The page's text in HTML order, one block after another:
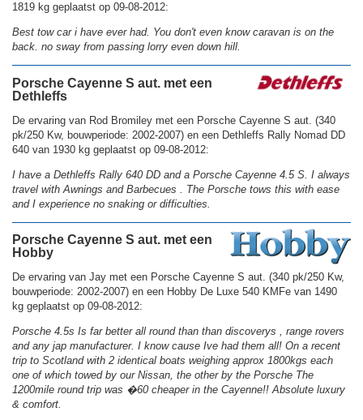
1819 kg geplaatst op 09-08-2012:
Best tow car i have ever had. You don't even know caravan is on the
back. no sway from passing lorry even down hill.
Porsche Cayenne S aut. met een
Dethleffs
De ervaring van Rod Bromiley met een Porsche Cayenne S aut. (340
pk/250 Kw, bouwperiode: 2002-2007) en een Dethleffs Rally Nomad DD
640 van 1930 kg geplaatst op 09-08-2012:
I have a Dethleffs Rally 640 DD and a Porsche Cayenne 4.5 S. I always
travel with Awnings and Barbecues . The Porsche tows this with ease
and I experience no snaking or difficulties.
Porsche Cayenne S aut. met een
Hobby
De ervaring van Jay met een Porsche Cayenne S aut. (340 pk/250 Kw,
bouwperiode: 2002-2007) en een Hobby De Luxe 540 KMFe van 1490
kg geplaatst op 09-08-2012:
Porsche 4.5s Is far better all round than than discoverys , range rovers
and any jap manufacturer. I know cause Ive had them all! On a recent
trip to Scotland with 2 identical boats weighing approx 1800kgs each
one of which towed by our Nissan, the other by the Porsche The
1200mile round trip was �60 cheaper in the Cayenne!! Absolute luxury
& comfort.